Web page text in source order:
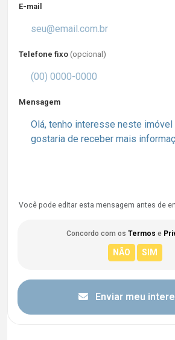
E-mail
Telefone fixo (opcional)
Mensagem
Você pode editar esta mensagem antes de
Concordo com os Termos e
Enviar meu